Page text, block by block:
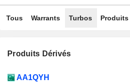
Tous Warrants Turbos
Produits Dérivés
AA1QYH